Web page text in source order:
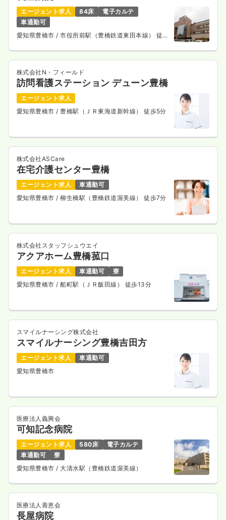
訪問看護正看護師
日勤のみ（常勤）
給与 25.1〜35.0万円/月 賞与5.5ヶ月
※一例
時間 8:30～17:00
土日祝休み
年間休日123日
オンコールあり
月給35万円以上可
気になる 詳細を見る
エージェント求人 84床
電子カルテ
車通勤可
愛知県豊橋市 / 市役所前駅（豊橋鉄道東田本線） 徒歩
株式会社N・フィールド
訪問看護ステーション デューン豊橋
エージェント求人
愛知県豊橋市/ 豊橋駅（ＪＲ東海道新幹線） 徒歩5分
株式会社ASCare
在宅介護センター豊橋
エージェント求人
車通勤可
愛知県豊橋市/ 柳生橋駅（豊橋鉄道渥美線） 徒歩7分
株式会社スタッフシュウエイ
アクアホーム豊橋菰口
エージェント求人 車通勤可
寮
愛知県豊橋市/ 船町駅（ＪＲ飯田線） 徒歩13分
スマイルナーシング株式会社
スマイルナーシング豊橋吉田方
エージェント求人
車通勤可
愛知県豊橋市
医療法人義興会
可知記念病院
エージェント求人 580床
電子カルテ
車通勤可
寮
愛知県豊橋市 / 大清水駅（豊橋鉄道渥美線）
医療法人善恵会
長屋病院